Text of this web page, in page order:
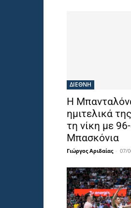
ΔΙΕΘΝΗ
Η
ημιτελικά
τη νίκη με
Μπασκόνια
Γιώργος Αριδαίας - 07/